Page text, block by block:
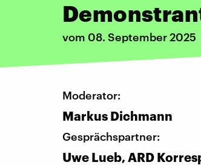
vom 08. September 2025
Moderator:
Markus Dichmann
Gesprächspartner:
Uwe Lueb, ARD